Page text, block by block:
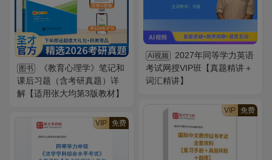
AI视频
2027年同等学力英语
考试网授VIP班【真题精讲＋
词汇精讲】
图书
《教育心理学》笔记和
课后习题（含考研真题）详
解【适用张大均第3版教材】
VIP 免费
VIP 免费